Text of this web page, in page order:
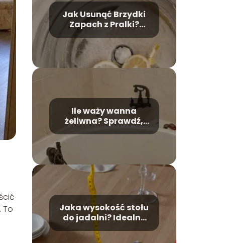
To
Jak Usunąć Brzydki
Zapach z Pralki?
Skuteczne Domowe
Metody
Ile waży wanna
żeliwna? Sprawdź,
Jaka wysokość stołu
do jadalni? Idealne
wymiary dla Twojej
wygody